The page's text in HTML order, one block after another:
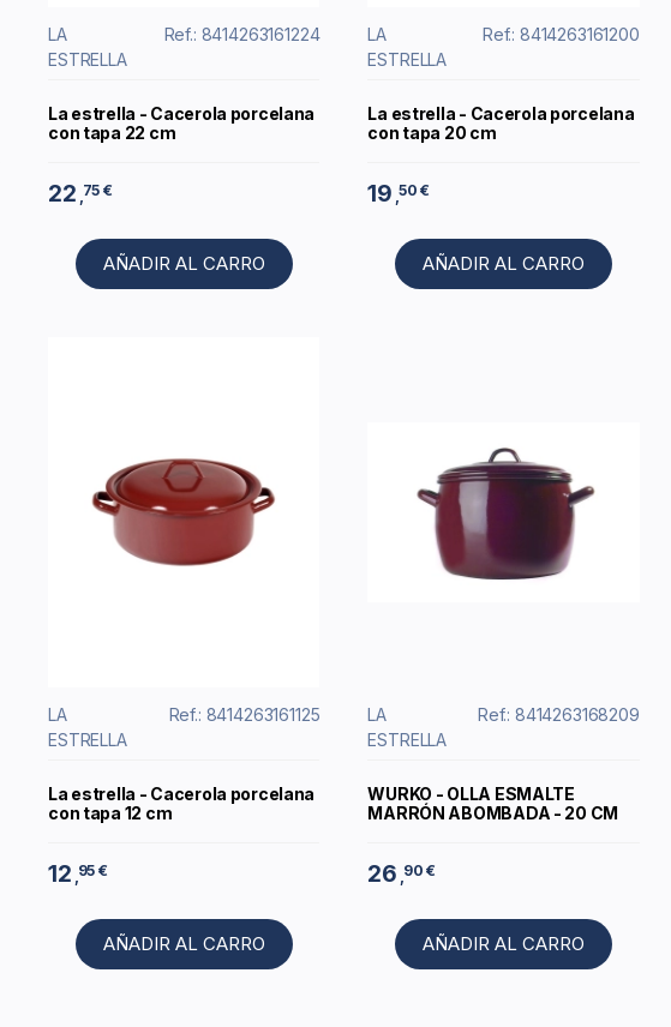
LA
ESTRELLA
Ref.: 8414263161224
La estrella - Cacerola porcelana
con tapa 22 cm
22 75 €
AÑADIR AL CARRO
LA
ESTRELLA
Ref.: 8414263161200
La estrella - Cacerola porcelana
con tapa 20 cm
19 ,50 €
AÑADIR AL CARRO
LA
ESTRELLA
Ref.: 8414263161125
La estrella - Cacerola porcelana
con tapa 12 cm
12 ,95 €
AÑADIR AL CARRO
LA
ESTRELLA
Ref.: 8414263168209
WURKO - OLLA ESMALTE
MARRÓN ABOMBADA - 20 CM
26 ,90 €
AÑADIR AL CARRO